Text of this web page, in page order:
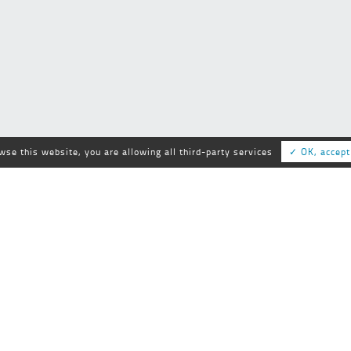
this website, you are allowing all third-party services ✓ OK,